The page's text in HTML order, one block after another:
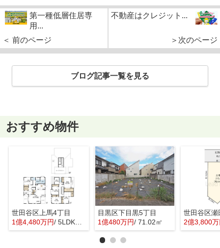
第一種低層住居専
用...
＜ 前のページ
不動産はクレジット...
＞次のページ
ブログ記事一覧を見る
おすすめ物件
世田谷区上馬4丁目
1億4,480万円/ 5LDK＋1S(納戸)
目黒区下目黒5丁目
1億480万円/ 71.02㎡
世田谷区瀬
2億3,800